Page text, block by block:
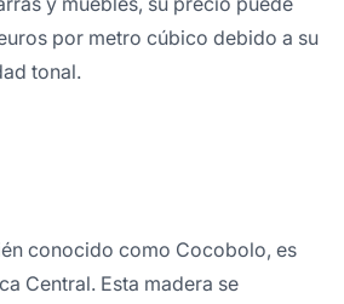
por metro cúbico debido a su
tonal.
conocido como Cocobolo, es
Central. Esta madera se